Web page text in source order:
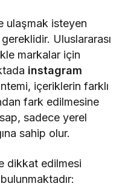
ulaşmak isteyen
Uluslararası
markalar için
instagram
içeriklerin farklı
fark edilmesine
sadece yerel
sahip olur.
dikkat edilmesi